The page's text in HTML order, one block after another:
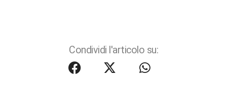
Condividi l'articolo su: